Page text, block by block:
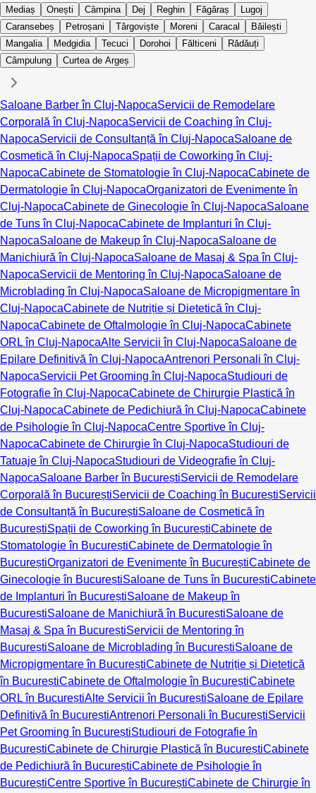
Mediaș
Onești Câmpina Dej Reghin Făgăraș
Lugoj
Caransebeș
Petroșani Târgoviște Moreni Caracal
Băilești
Mangalia
Medgidia Tecuci Dorohoi Fălticeni
Rădăuți
Câmpulung
Curtea de Argeș
Saloane Barber în Cluj-NapocaServicii de Remodelare
Corporală în Cluj-NapocaServicii de Coaching în Cluj-
NapocaServicii de Consultanță în Cluj-NapocaSaloane de
Cosmetică în Cluj-NapocaSpații de Coworking în Cluj-
NapocaCabinete de Stomatologie în Cluj-NapocaCabinete de
Dermatologie în Cluj-NapocaOrganizatori de Evenimente în
Cluj-NapocaCabinete de Ginecologie în Cluj-NapocaSaloane
de Tuns în Cluj-NapocaCabinete de Implanturi în Cluj-
NapocaSaloane de Makeup în Cluj-NapocaSaloane de
Manichiură în Cluj-NapocaSaloane de Masaj & Spa în Cluj-
NapocaServicii de Mentoring în Cluj-NapocaSaloane de
Microblading în Cluj-NapocaSaloane de Micropigmentare în
Cluj-NapocaCabinete de Nutriție și Dietetică în Cluj-
NapocaCabinete de Oftalmologie în Cluj-NapocaCabinete
ORL în Cluj-NapocaAlte Servicii în Cluj-NapocaSaloane de
Epilare Definitivă în Cluj-NapocaAntrenori Personali în Cluj-
NapocaServicii Pet Grooming în Cluj-NapocaStudiouri de
Fotografie în Cluj-NapocaCabinete de Chirurgie Plastică în
Cluj-NapocaCabinete de Pedichiură în Cluj-NapocaCabinete
de Psihologie în Cluj-NapocaCentre Sportive în Cluj-
NapocaCabinete de Chirurgie în Cluj-NapocaStudiouri de
Tatuaje în Cluj-NapocaStudiouri de Videografie în Cluj-
NapocaSaloane Barber în BucureștiServicii de Remodelare
Corporală în BucureștiServicii de Coaching în BucureștiServicii
de Consultanță în BucureștiSaloane de Cosmetică în
BucureștiSpații de Coworking în BucureștiCabinete de
Stomatologie în BucureștiCabinete de Dermatologie în
BucureștiOrganizatori de Evenimente în BucureștiCabinete de
Ginecologie în BucureștiSaloane de Tuns în BucureștiCabinete
de Implanturi în BucureștiSaloane de Makeup în
BucureștiSaloane de Manichiură în BucureștiSaloane de
Masaj & Spa în BucureștiServicii de Mentoring în
BucureștiSaloane de Microblading în BucureștiSaloane de
Micropigmentare în BucureștiCabinete de Nutriție și Dietetică
în BucureștiCabinete de Oftalmologie în BucureștiCabinete
ORL în BucureștiAlte Servicii în BucureștiSaloane de Epilare
Definitivă în BucureștiAntrenori Personali în BucureștiServicii
Pet Grooming în BucureștiStudiouri de Fotografie în
BucureștiCabinete de Chirurgie Plastică în BucureștiCabinete
de Pedichiură în BucureștiCabinete de Psihologie în
BucureștiCentre Sportive în BucureștiCabinete de Chirurgie în